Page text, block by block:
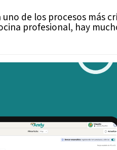
de los procesos más
profesional, hay